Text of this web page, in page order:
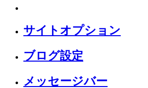
サイトオプション
ブログ設定
メッセージバー